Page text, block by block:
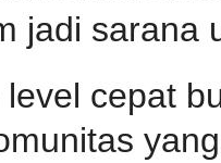
jadi sarana
level cepat